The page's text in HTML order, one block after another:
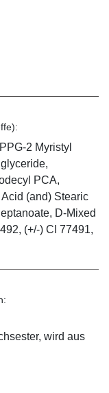
2 Myristyl
PCA,
(and) Stearic
D-Mixed
(+/-) CI 77491,
wird aus